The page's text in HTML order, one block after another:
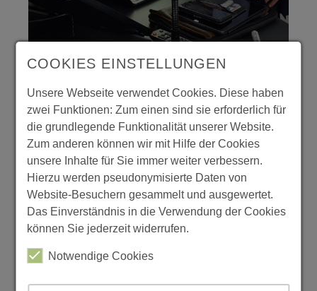
Seminar zum Thema Onlinemarketing Hotellerie
und Gastronomie mit dem Referenten Moritz Jahn.
COOKIES EINSTELLUNGEN
Unsere Webseite verwendet Cookies. Diese haben
zwei Funktionen: Zum einen sind sie erforderlich für
die grundlegende Funktionalität unserer Website.
Zum anderen können wir mit Hilfe der Cookies
unsere Inhalte für Sie immer weiter verbessern.
Hierzu werden pseudonymisierte Daten von
Website-Besuchern gesammelt und ausgewertet.
Das Einverständnis in die Verwendung der Cookies
können Sie jederzeit widerrufen.
Notwendige Cookies